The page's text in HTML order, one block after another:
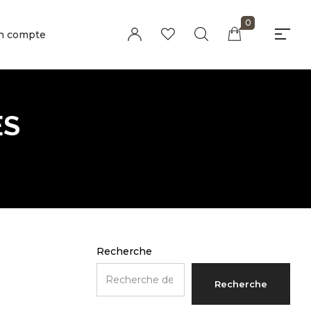
Envato to buy and sell creative assets,
compte
0
Recherche
Recherche